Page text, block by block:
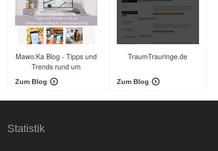
Mawo:Ka Blog - Tipps und
Trends rund um
Existenzgründung und
Onlinemarketing
Zum Blog
TraumTrauringe.de
Zum Blog
Statistik